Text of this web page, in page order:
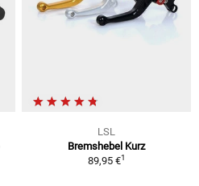
LSL
Bremshebel Kurz
89,95 €1